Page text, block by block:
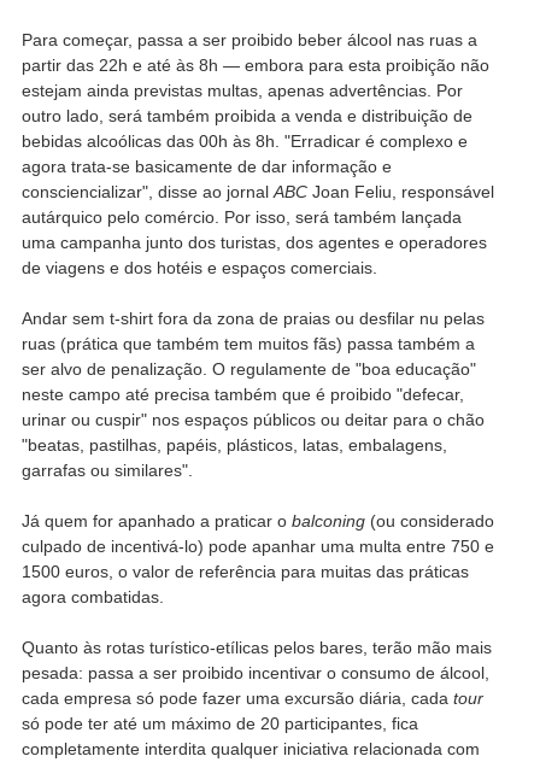
Para começar, passa a ser proibido beber álcool nas ruas a
partir das 22h e até às 8h — embora para esta proibição não
estejam ainda previstas multas, apenas advertências. Por
outro lado, será também proibida a venda e distribuição de
bebidas alcoólicas das 00h às 8h. "Erradicar é complexo e
agora trata-se basicamente de dar informação e
consciencializar", disse ao jornal ABCJoan Feliu, responsável
autárquico pelo comércio. Por isso, será também lançada
uma campanha junto dos turistas, dos agentes e operadores
de viagens e dos hotéis e espaços comerciais.
Andar sem t-shirt fora da zona de praias ou desfilar nu pelas
ruas (prática que também tem muitos fãs) passa também a
ser alvo de penalização. O regulamente de "boa educação"
neste campo até precisa também que é proibido "defecar,
urinar ou cuspir" nos espaços públicos ou deitar para o chão
"beatas, pastilhas, papéis, plásticos, latas, embalagens,
garrafas ou similares".
Já quem for apanhado a praticar o balconing(ou considerado
culpado de incentivá-lo) pode apanhar uma multa entre 750 e
1500 euros, o valor de referência para muitas das práticas
agora combatidas.
Quanto às rotas turístico-etílicas pelos bares, terão mão mais
pesada: passa a ser proibido incentivar o consumo de álcool,
cada empresa só pode fazer uma excursão diária, cada tour
só pode ter até um máximo de 20 participantes, fica
completamente interdita qualquer iniciativa relacionada com